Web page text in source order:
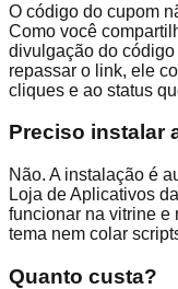
O código do cupom
Como você
divulgação do
repassar o link, ele
cliques e ao status
Preciso instalar
Não. A instalação é
Loja de Aplicativos
funcionar na vitrine e
tema nem colar
Quanto custa?